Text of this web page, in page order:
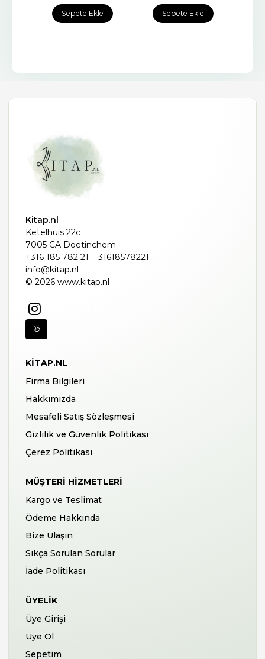
Sepete Ekle Sepete Ekle
Kitap.nl
Ketelhuis 22c
7005 CA Doetinchem
+316 185 782 21
31618578221
info@kitap.nl
© 2026 www.kitap.nl
KITAP.NL
Firma Bilgileri
Hakkımızda
Mesafeli Satış Sözleşmesi
Gizlilik ve Güvenlik Politikası
Çerez Politikası
MÜŞTERI HIZMETLERI
Kargo ve Teslimat
Ödeme Hakkında
Bize Ulaşın
Sıkça Sorulan Sorular
İade Politikası
ÜYELIK
Üye Girişi
Üye Ol
Sepetim